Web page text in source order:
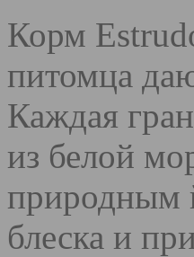
Корм
питомца
Каждая
из белой
природным
блеска и